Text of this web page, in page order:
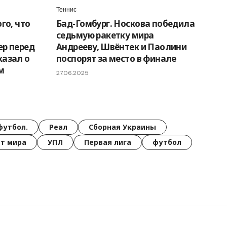
что
перед
о
Теннис
Бад-Гомбург. Носкова победила
седьмую ракетку мира
Андрееву, Швёнтек и Паолини
поспорят за место в финале
27.06.2025
Реал
Сборная Украины
мира
УПЛ Первая лига футбол